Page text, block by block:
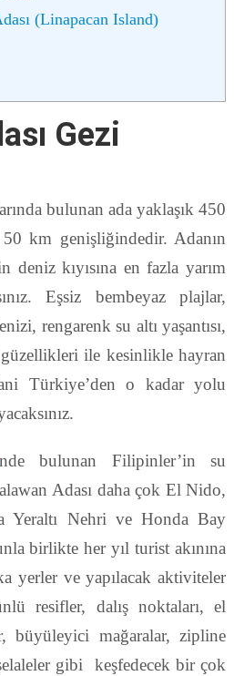
(Linapacan Island)
Gezi
bulunan ada yaklaşık 450
km genişliğindedir. Adanın
deniz kıyısına en fazla yarım
Eşsiz bembeyaz plajlar,
rengarenk su altı yaşantısı,
ile kesinlikle hayran
Türkiye’den o kadar yolu
nde bulunan Filipinler’in su
Adası daha çok El Nido,
Yeraltı Nehri ve Honda Bay
birlikte her yıl turist akınına
yerler ve yapılacak aktiviteler
resifler, dalış noktaları, el
büyüleyici mağaralar, zipline
gibi keşfedecek bir çok